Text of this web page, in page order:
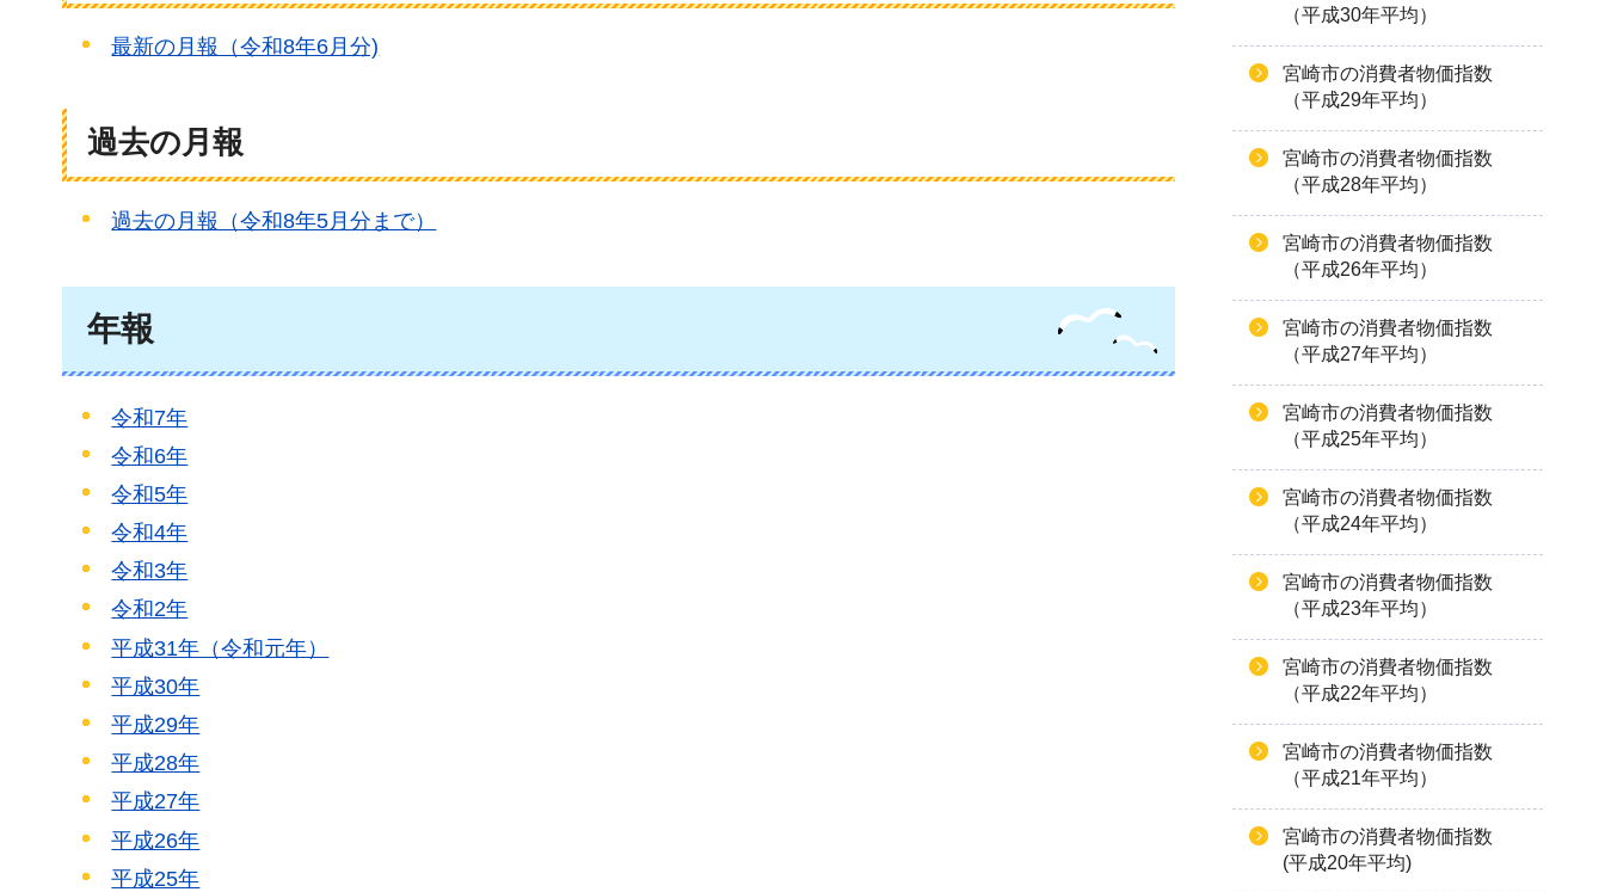
最新の月報（令和8年6月分)
過去の月報
過去の月報（令和8年5月分まで）
年報
令和7年
令和6年
令和5年
令和4年
令和3年
令和2年
平成31年（令和元年）
平成30年
平成29年
平成28年
平成27年
平成26年
平成25年
（平成30年平均）
宮崎市の消費者物価指数
（平成29年平均）
宮崎市の消費者物価指数
（平成28年平均）
宮崎市の消費者物価指数
（平成26年平均）
宮崎市の消費者物価指数
（平成27年平均）
宮崎市の消費者物価指数
（平成25年平均）
宮崎市の消費者物価指数
（平成24年平均）
宮崎市の消費者物価指数
（平成23年平均）
宮崎市の消費者物価指数
（平成22年平均）
宮崎市の消費者物価指数
（平成21年平均）
宮崎市の消費者物価指数
(平成20年平均)